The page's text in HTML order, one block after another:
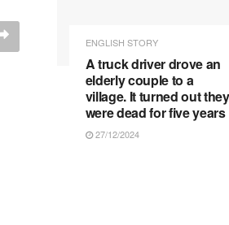
ENGLISH STORY
A truck driver drove an
elderly couple to a
village. It turned out they
were dead for five years
27/12/2024